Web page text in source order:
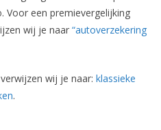
Voor een premievergelijking
wij je naar “autoverzekering
wij je naar: klassieke
.